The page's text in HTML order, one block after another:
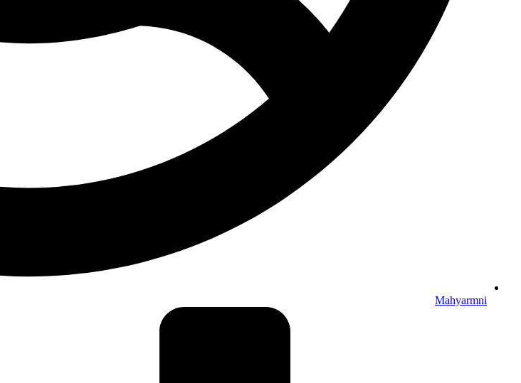
Mahyarmni